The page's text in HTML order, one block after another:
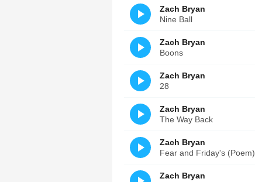
Zach Bryan
Nine Ball
Zach Bryan
Boons
Zach Bryan
28
Zach Bryan
The Way Back
Zach Bryan
Fear and Friday's (Poem)
Zach Bryan